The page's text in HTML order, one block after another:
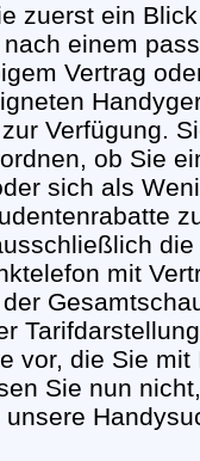
zuerst ein
einem
Vertrag
Verfügung.
ob Sie
sich als
mit
vor, die Sie
Sie nun